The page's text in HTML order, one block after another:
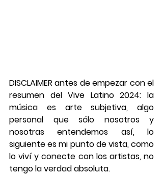
DISCLAIMER antes de empezar con el
resumen del Vive Latino 2024: la
música es arte subjetiva, algo
personal que sólo nosotros y
nosotras entendemos así, lo
siguiente es mi punto de vista, como
lo viví y conecte con los artistas, no
tengo la verdad absoluta.